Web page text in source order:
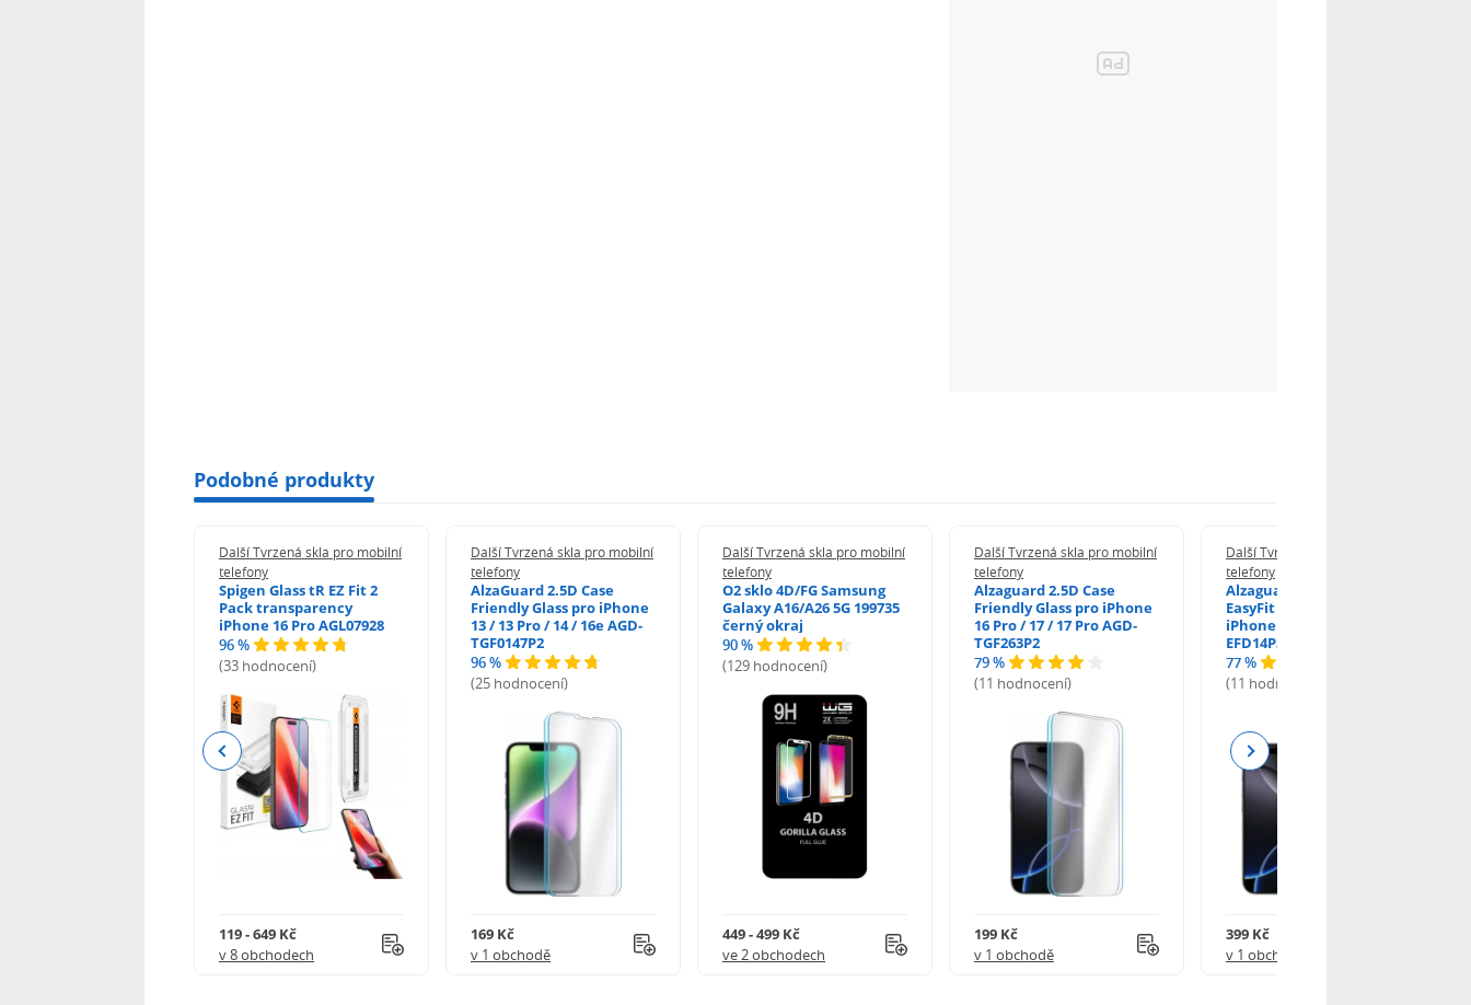
Podobné produkty
Další Tvrzená skla pro mobilní
telefony
Spigen Glass tR EZ Fit 2
Pack transparency
iPhone 16 Pro AGL07928
96 %
(33 hodnocení)
119 - 649 Kč
v 8 obchodech
Další Tvrzená skla pro mobilní
telefony
AlzaGuard 2.5D Case
Friendly Glass pro iPhone
13 / 13 Pro / 14 / 16e AGD-
TGF0147P2
96 %
(25 hodnocení)
169 Kč
v 1 obchodě
Další Tvrzená skla pro mobilní
telefony
O2 sklo 4D/FG Samsung
Galaxy A16/A26 5G 199735
černý okraj
90 %
(129 hodnocení)
449 - 499 Kč
ve 2 obchodech
Další Tvrzená skla pro mobilní
telefony
Alzaguard 2.5D Case
Friendly Glass pro iPhone
16 Pro / 17 / 17 Pro AGD-
TGF263P2
79 %
(11 hodnocení)
199 Kč
v 1 obchodě
Další Tvrzená skla pro mobilní
telefony
Alzaguard 2.5D Glass
EasyFit DustFree pro
iPhone 16 Pro / 17 AGD-
EFD14P3
77 %
(11 hodnocení)
399 Kč
v 1 obchodě
Previous Next